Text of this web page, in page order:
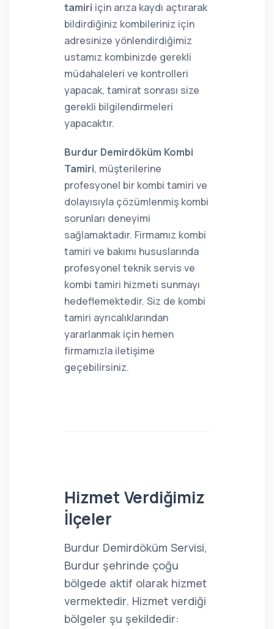
tamiri için arıza kaydı açtırarak
bildirdiğiniz kombileriniz için
adresinize yönlendirdiğimiz
ustamız kombinizde gerekli
müdahaleleri ve kontrolleri
yapacak, tamirat sonrası size
gerekli bilgilendirmeleri
yapacaktır.
Burdur Demirdöküm Kombi
Tamiri, müşterilerine
profesyonel bir kombi tamiri ve
dolayısıyla çözümlenmiş kombi
sorunları deneyimi
sağlamaktadır. Firmamız kombi
tamiri ve bakımı hususlarında
profesyonel teknik servis ve
kombi tamiri hizmeti sunmayı
hedeflemektedir. Siz de kombi
tamiri ayrıcalıklarından
yararlanmak için hemen
firmamızla iletişime
geçebilirsiniz.
Hizmet Verdiğimiz
İlçeler
Burdur Demirdöküm Servisi,
Burdur şehrinde çoğu
bölgede aktif olarak hizmet
vermektedir. Hizmet verdiği
bölgeler şu şekildedir: